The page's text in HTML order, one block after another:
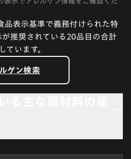
品表示基準で義務付けられた特
推奨されている20品目の合計
ています。
ゲン検索